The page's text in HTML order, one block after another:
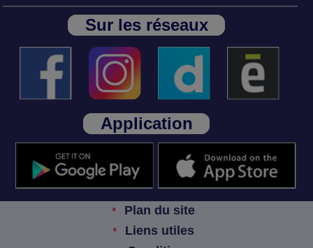
Sur les réseaux
Application
Plan du site
Liens utiles